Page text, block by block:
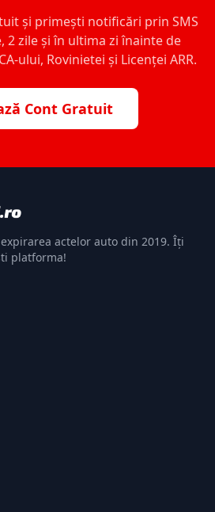
și primești notificări prin SMS
2 zile și în ultima zi înainte de
ului, Rovinietei și Licenței ARR.
Cont Gratuit
actelor auto din 2019. Îți
platforma!